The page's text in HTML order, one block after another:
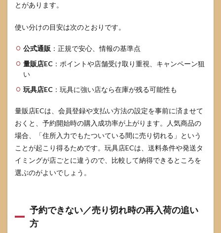
とがあります。
使い分けの目安は次のとおりです。
公式通販 ：正規で安心、情報の基準点
量販店EC ：ポイントや店舗受け取り重視、キャンペーン狙
い
玩具店EC ：玩具に強い店なら在庫が残る可能性も
量販店ECは、会員登録や支払い方法の設定を事前に済ませて
おくと、予約開始時の購入成功率が上がります。人気商品の
場合、「住所入力でもたついている間に売り切れる」という
ことが起こり得るためです。玩具店ECは、送料条件や発送タ
イミングが店ごとに違うので、比較して納得できるところを
選ぶのがよいでしょう。
予約できない／売り切れ時の再入荷の追い
方